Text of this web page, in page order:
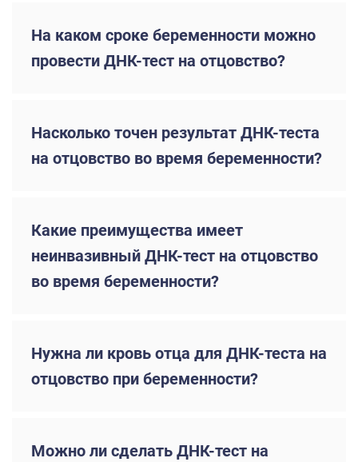
На каком сроке беременности можно
провести ДНК-тест на отцовство?
Насколько точен результат ДНК-теста
на отцовство во время беременности?
Какие преимущества имеет
неинвазивный ДНК-тест на отцовство
во время беременности?
Нужна ли кровь отца для ДНК-теста на
отцовство при беременности?
Можно ли сделать ДНК-тест на